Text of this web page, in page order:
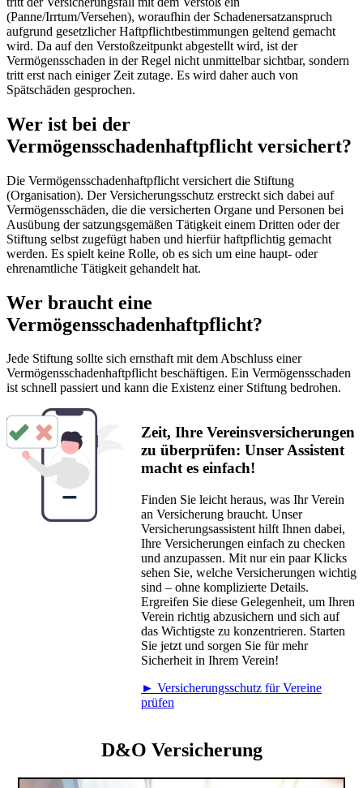
(Panne/Irrtum/Versehen), woraufhin der Schadenersatzanspruch
aufgrund gesetzlicher Haftpflichtbestimmungen geltend gemacht
wird. Da auf den Verstoßzeitpunkt abgestellt wird, ist der
Vermögensschaden in der Regel nicht unmittelbar sichtbar, sondern
tritt erst nach einiger Zeit zutage. Es wird daher auch von
Spätschäden gesprochen.
Wer ist bei der
Vermögensschadenhaftpflicht versichert?
Die Vermögensschadenhaftpflicht versichert die Stiftung
(Organisation). Der Versicherungsschutz erstreckt sich dabei auf
Vermögensschäden, die die versicherten Organe und Personen bei
Ausübung der satzungsgemäßen Tätigkeit einem Dritten oder der
Stiftung selbst zugefügt haben und hierfür haftpflichtig gemacht
werden. Es spielt keine Rolle, ob es sich um eine haupt- oder
ehrenamtliche Tätigkeit gehandelt hat.
Wer braucht eine
Vermögensschadenhaftpflicht?
Jede Stiftung sollte sich ernsthaft mit dem Abschluss einer
Vermögensschadenhaftpflicht beschäftigen. Ein Vermögensschaden
ist schnell passiert und kann die Existenz einer Stiftung bedrohen.
Zeit, Ihre Vereinsversicherungen
zu überprüfen: Unser Assistent
macht es einfach!
Finden Sie leicht heraus, was Ihr Verein
an Versicherung braucht. Unser
Versicherungsassistent hilft Ihnen dabei,
Ihre Versicherungen einfach zu checken
und anzupassen. Mit nur ein paar Klicks
sehen Sie, welche Versicherungen wichtig
sind – ohne komplizierte Details.
Ergreifen Sie diese Gelegenheit, um Ihren
Verein richtig abzusichern und sich auf
das Wichtigste zu konzentrieren. Starten
Sie jetzt und sorgen Sie für mehr
Sicherheit in Ihrem Verein!
► Versicherungsschutz für Vereine
prüfen
D&O Versicherung